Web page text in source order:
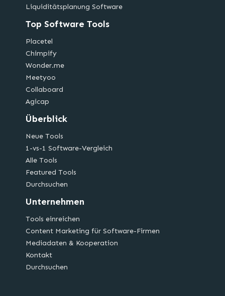
Liquiditätsplanung Software
Top Software Tools
Placetel
Chimpify
Wonder.me
Meetyoo
Collaboard
Agicap
Überblick
Neue Tools
1-vs-1 Software-Vergleich
Alle Tools
Featured Tools
Durchsuchen
Unternehmen
Tools einreichen
Content Marketing für Software-Firmen
Mediadaten & Kooperation
Kontakt
Durchsuchen